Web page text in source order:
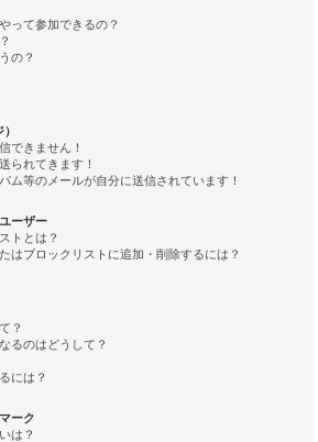
って参加できるの？
の？
できません！
られてきます！
ム等のメールが自分に送信されています！
ーザー
トとは？
はブロックリストに追加・削除するには？
？
るのはどうして？
には？
ーク
は？